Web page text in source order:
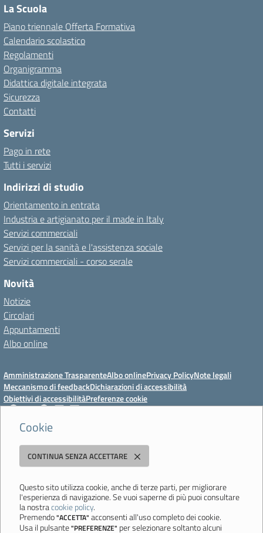
Cookie
CONTINUA SENZA ACCETTARE
Questo sito utilizza cookie, anche di terze parti, per migliorare
l'esperienza di navigazione. Se vuoi saperne di più puoi consultare
la nostracookie policy.
Premendo"ACCETTA" acconsenti all'uso completo dei cookie.
Usa il pulsante"PREFERENZE" per selezionare soltanto alcuni
La Scuola
Piano triennale Offerta Formativa
Calendario scolastico
Regolamenti
Organigramma
Didattica digitale integrata
Sicurezza
Contatti
Servizi
Pago in rete
Tutti i servizi
Indirizzi di studio
Orientamento in entrata
Industria e artigianato per il made in Italy
Servizi commerciali
Servizi per la sanità e l'assistenza sociale
Servizi commerciali - corso serale
Novità
Notizie
Circolari
Appuntamenti
Albo online
Amministrazione TrasparenteAlbo onlinePrivacy PolicyNote legali
Meccanismo di feedbackDichiarazioni di accessibilità
Obiettivi di accessibilitàPreferenze cookie
Istituto Professionale Statale Socio-Commerciale-Artigianale "Cattaneo -
Deledda"
351005 - Email:morc08000g@istruzione.it- PEC:
morc08000g@pec.istruzione.it
Codice meccanografico: MORC08000G - C.F. 94177200360